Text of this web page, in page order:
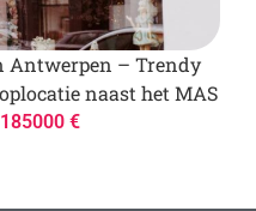
Antwerpen – Trendy
naast het MAS
€